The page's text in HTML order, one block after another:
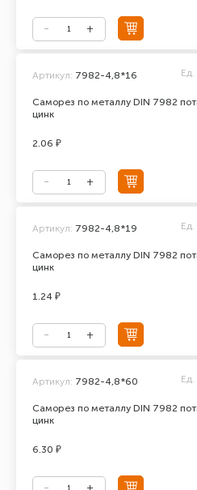
Саморез по металлу DIN 7982
цинк
Артикул: 7982-4,8*16 Ед.
2.06 ₽
Саморез по металлу DIN 7982
цинк
Артикул: 7982-4,8*19 Ед.
1.24 ₽
Саморез по металлу DIN 7982
цинк
Артикул: 7982-4,8*60 Ед.
6.30 ₽